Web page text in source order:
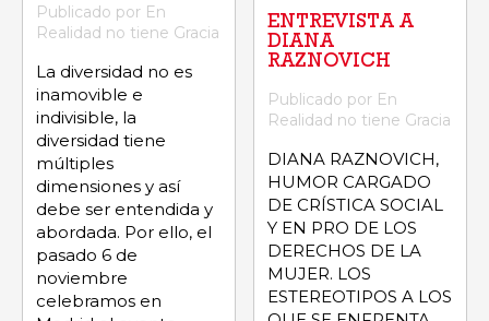
Publicado por En
Realidad no tiene Gracia
La diversidad no es
inamovible e
indivisible, la
diversidad tiene
múltiples
dimensiones y así
debe ser entendida y
abordada. Por ello, el
pasado 6 de
noviembre
celebramos en
ENTREVISTA A
DIANA
RAZNOVICH
Publicado por En
Realidad no tiene Gracia
DIANA RAZNOVICH,
HUMOR CARGADO
DE CRÍSTICA SOCIAL
Y EN PRO DE LOS
DERECHOS DE LA
MUJER. LOS
ESTEREOTIPOS A LOS